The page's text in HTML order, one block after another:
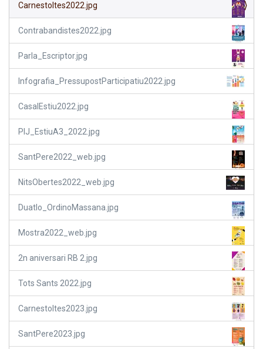
Carnestoltes2022.jpg
Contrabandistes2022.jpg
Parla_Escriptor.jpg
Infografia_PressupostParticipatiu2022.jpg
CasalEstiu2022.jpg
PIJ_EstiuA3_2022.jpg
SantPere2022_web.jpg
NitsObertes2022_web.jpg
Duatlo_OrdinoMassana.jpg
Mostra2022_web.jpg
2n aniversari RB 2.jpg
Tots Sants 2022.jpg
Carnestoltes2023.jpg
SantPere2023.jpg